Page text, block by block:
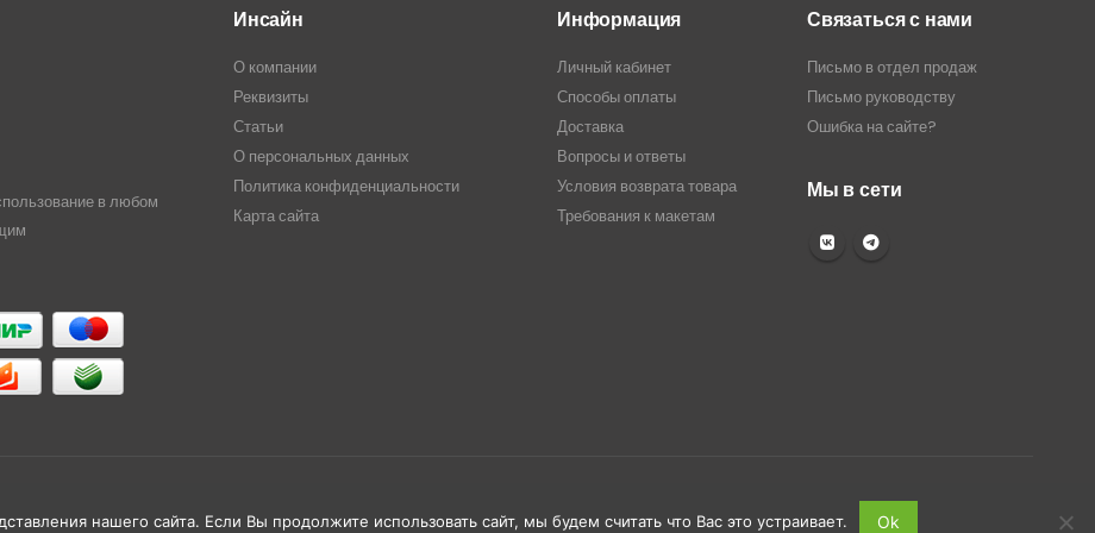
в любом
Инсайн
О компании
Реквизиты
Статьи
О персональных данных
Политика конфиденциальности
Карта сайта
Информация
Личный кабинет
Способы оплаты
Доставка
Вопросы и ответы
Условия возврата товара
Требования к макетам
Связаться с нами
Письмо в отдел продаж
Письмо руководству
Ошибка на сайте?
Мы в сети
нашего сайта. Если Вы продолжите использовать сайт, мы будем считать что Вас это устраивает. Ok